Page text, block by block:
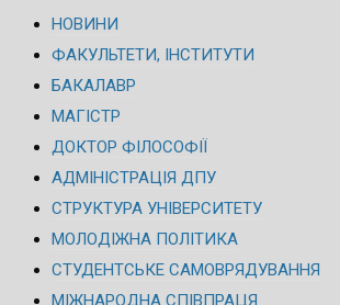
НОВИНИ
ФАКУЛЬТЕТИ, ІНСТИТУТИ
БАКАЛАВР
МАГІСТР
ДОКТОР ФІЛОСОФІЇ
АДМІНІСТРАЦІЯ ДПУ
СТРУКТУРА УНІВЕРСИТЕТУ
МОЛОДІЖНА ПОЛІТИКА
СТУДЕНТСЬКЕ САМОВРЯДУВАННЯ
МІЖНАРОДНА СПІВПРАЦЯ